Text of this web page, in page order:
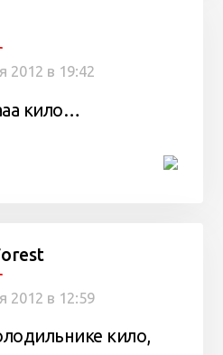
2012 в 19:42
кило…
2012 в 12:59
кило,